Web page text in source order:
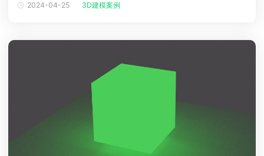
欢创造性的工作，后来我对 3D 工作产生了浓厚的兴趣。作为一名非专业
2024-04-25 3D建模案例